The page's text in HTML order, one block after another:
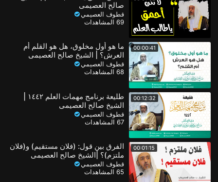
صالح العصيمي
قطوف العصيمي
69 المشاهدات
00:00:41
ما هو أول مخلوق، هل هو القلم أم
العرش؟ | الشيخ صالح العصيمي
قطوف العصيمي
68 المشاهدات
00:12:32
الشيخ صالح العصيمي
قطوف العصيمي
67 المشاهدات
00:01:15
الفرق بين قول: (فلان مستقيم) و(فلان
ملتزم)؟ |الشيخ صالح العصيمي
قطوف العصيمي
65 المشاهدات